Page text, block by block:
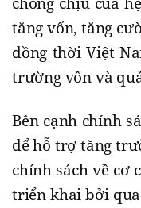
tăng vốn, tăng
đồng thời Việt
trường vốn và
Bên cạnh chính
để hỗ trợ tăng
chính sách về cơ
triển khai bởi